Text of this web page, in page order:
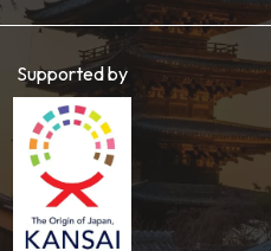
Supported by